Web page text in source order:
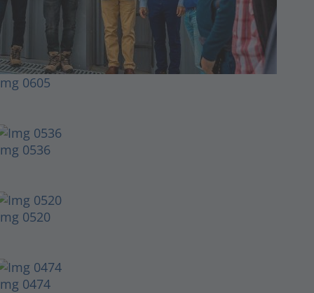
0605
0536
0520
0474